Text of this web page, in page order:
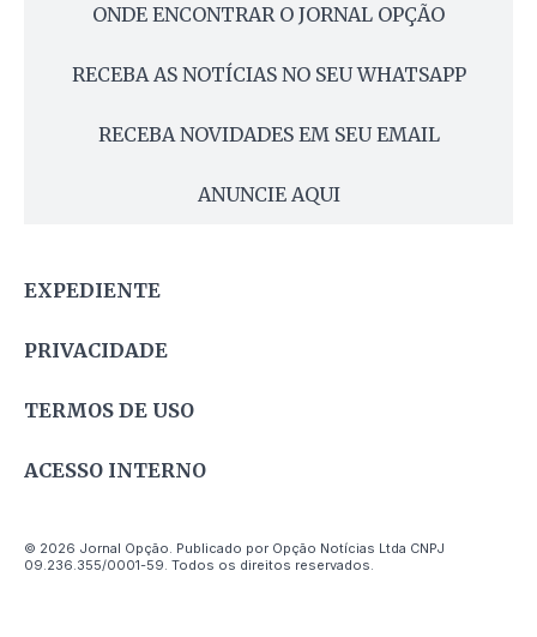
ONDE ENCONTRAR O JORNAL OPÇÃO
RECEBA AS NOTÍCIAS NO SEU WHATSAPP
RECEBA NOVIDADES EM SEU EMAIL
ANUNCIE AQUI
EXPEDIENTE
PRIVACIDADE
TERMOS DE USO
ACESSO INTERNO
© 2026 Jornal Opção. Publicado por Opção Notícias Ltda CNPJ
09.236.355/0001-59. Todos os direitos reservados.